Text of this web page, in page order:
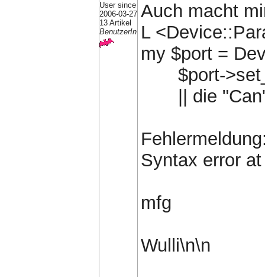
User since
2006-03-27
13 Artikel
BenutzerIn
Auch macht
L
my $port =
$port-
|| die "Can't
Syntax error
mfg
Wulli\n\n